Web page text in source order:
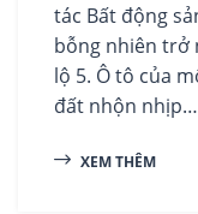
tác Bất động
bỗng nhiên trở
lộ 5. Ô tô của
đất nhộn nhịp…
XEM THÊM